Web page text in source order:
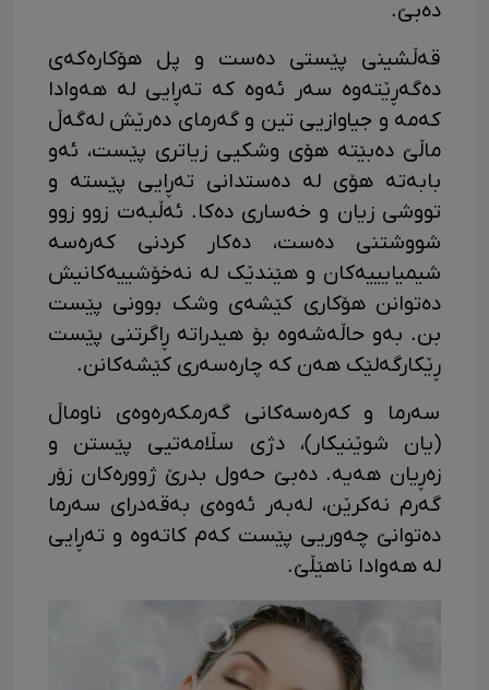
دەبێ.
قەڵشینی پێستی دەست و پل هۆکارەکەی
دەگەڕێتەوە سەر ئەوە کە تەڕایی لە هەوادا
کەمە و جیاوازیی تین و گەرمای دەرێش لەگەڵ
ماڵێ دەبێتە هۆی وشکیی زیاتری پێست، ئەو
بابەتە هۆی لە دەستدانی تەڕایی پێستە و
تووشی زیان و خەساری دەکا. ئەڵبەت زوو زوو
شووشتنی دەست، دەکار کردنی کەرەسە
شیمیایییەکان و هێندێک لە نەخۆشییەکانیش
دەتوانن هۆکاری کێشەی وشک بوونی پێست
بن. بەو حاڵەشەوە بۆ هیدراتە ڕاگرتنی پێست
ڕێکارگەلێک هەن کە چارەسەری کێشەکانن.
سەرما و کەرەسەکانی گەرمکەرەوەی ناوماڵ
(یان شوێنیکار)، دژی سڵامەتیی پێستن و
زەڕیان هەیە. دەبێ حەول بدرێ ژوورەکان زۆر
گەرم نەکرێن، لەبەر ئەوەی بەقەدرای سەرما
دەتوانێ چەوریی پێست کەم کاتەوە و تەڕایی
لە هەوادا ناهێڵێ.